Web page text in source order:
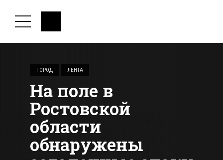
ГОРОД ЛЕНТА
На поле в
Ростовской
области
обнаружены